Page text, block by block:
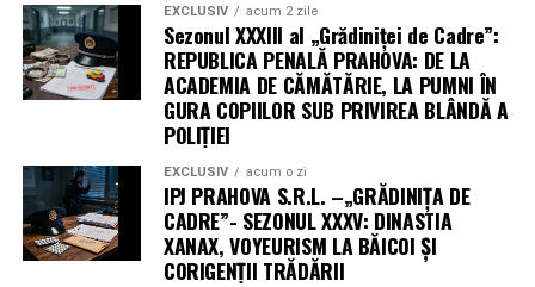
Stoican) care, în loc să rezolve probleme oficiale,
sunt preocupați să „spioneze” subalternii, să afle
detalii private sau să monitorizeze viața altora în
mod neprofesionist.
Pe scurt, este actul „privitului pe furiș” cu scopul de a
obține o plăcere sau un avantaj (sexual, de control
sau de putere) pe seama intimității altei persoane.
EXCLUSIV acum 2 zile
Sezonul XXXIII al „Grădiniței de Cadre”:
REPUBLICA PENALĂ PRAHOVA: DE LA
ACADEMIA DE CĂMĂTĂRIE, LA PUMNI ÎN
GURA COPIILOR SUB PRIVIREA BLÂNDĂ A
POLIȚIEI
EXCLUSIV acum o zi
IPJ PRAHOVA S.R.L. –„GRĂDINIȚA DE
CADRE”- SEZONUL XXXV: DINASTIA
XANAX, VOYEURISM LA BĂICOI ȘI
CORIGENȚII TRĂDĂRII